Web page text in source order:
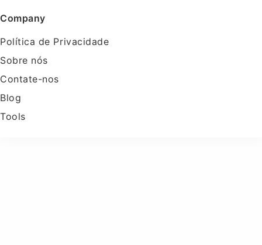
Company
Política de Privacidade
Sobre nós
Contate-nos
Blog
Tools